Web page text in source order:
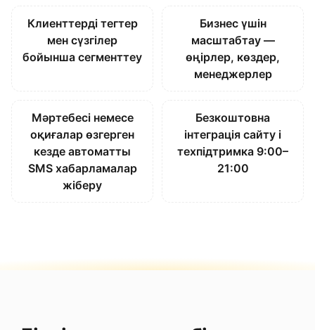
Клиенттерді тегтер
мен сүзгілер
бойынша сегменттеу
Бизнес үшін
масштабтау —
өңірлер, көздер,
менеджерлер
Мәртебесі немесе
оқиғалар өзгерген
кезде автоматты
SMS хабарламалар
жіберу
Безкоштовна
інтеграція сайту і
техпідтримка 9:00–
21:00